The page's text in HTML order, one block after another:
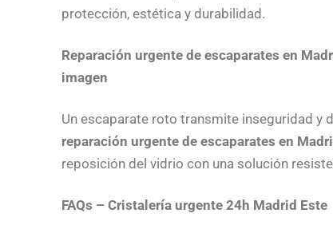
protección, estética y durabilidad.
Reparación urgente de escaparates en
imagen
Un escaparate roto transmite inseguridad y
reparación urgente de escaparates en
reposición del vidrio con una solución
FAQs – Cristalería urgente 24h Madrid Este